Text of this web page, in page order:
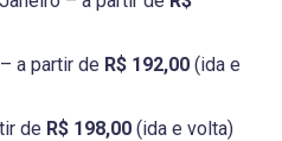
a partir de R$ 192,00 (ida e
de R$ 198,00 (ida e volta)